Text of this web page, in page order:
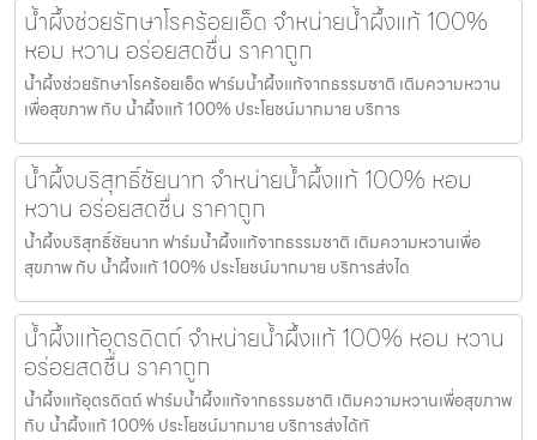
น้ำผึ้งช่วยรักษาโรคร้อยเอ็ด จำหน่ายน้ำผึ้งแท้ 100%
หอม หวาน อร่อยสดชื่น ราคาถูก
น้ำผึ้งช่วยรักษาโรคร้อยเอ็ด ฟาร์มน้ำผึ้งแท้จากธรรมชาติ เติมความหวาน
เพื่อสุขภาพ กับ น้ำผึ้งแท้ 100% ประโยชน์มากมาย บริการ
น้ำผึ้งบริสุทธิ์ชัยนาท จำหน่ายน้ำผึ้งแท้ 100% หอม
หวาน อร่อยสดชื่น ราคาถูก
น้ำผึ้งบริสุทธิ์ชัยนาท ฟาร์มน้ำผึ้งแท้จากธรรมชาติ เติมความหวานเพื่อ
สุขภาพ กับ น้ำผึ้งแท้ 100% ประโยชน์มากมาย บริการส่งได
น้ำผึ้งแท้อุตรดิตถ์ จำหน่ายน้ำผึ้งแท้ 100% หอม หวาน
อร่อยสดชื่น ราคาถูก
น้ำผึ้งแท้อุตรดิตถ์ ฟาร์มน้ำผึ้งแท้จากธรรมชาติ เติมความหวานเพื่อสุขภาพ
กับ น้ำผึ้งแท้ 100% ประโยชน์มากมาย บริการส่งได้ทั